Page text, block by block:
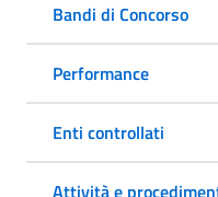
Bandi di Concorso
Performance
Enti controllati
Attività e